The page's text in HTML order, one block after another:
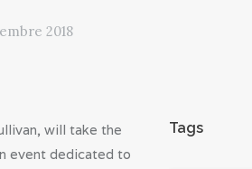
2018
will take the
event dedicated to
Tags